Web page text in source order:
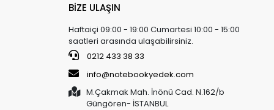
BİZE ULAŞIN
Haftaiçi 09:00 - 19:00 Cumartesi 10:00 - 15:00
saatleri arasında ulaşabilirsiniz.
0212 433 38 33
info@notebookyedek.com
M.Çakmak Mah. İnönü Cad. N.162/b
Güngören- İSTANBUL